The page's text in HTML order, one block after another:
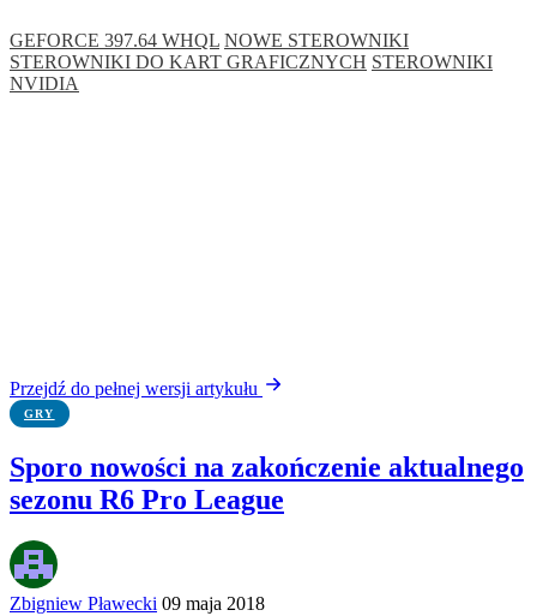
GEFORCE 397.64 WHQL NOWE STEROWNIKI
STEROWNIKI DO KART GRAFICZNYCH STEROWNIKI
NVIDIA
Przejdź do pełnej wersji artykułu
GRY
Sporo nowości na zakończenie aktualnego
sezonu R6 Pro League
Zbigniew Pławecki 09 maja 2018